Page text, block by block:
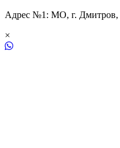
Адрес №1: МО, г. Дмитров,
×